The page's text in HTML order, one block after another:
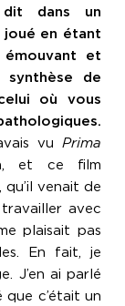
dans un
joué en étant
et
de
où vous
vu Prima
et ce film
qu’il venait de
avec
plaisait pas
En fait, je
J’en ai parlé
c’était un